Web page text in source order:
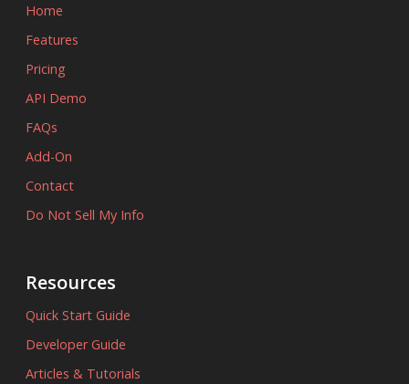
Home
Features
Pricing
API Demo
FAQs
Add-On
Contact
Do Not Sell My Info
Resources
Quick Start Guide
Developer Guide
Articles & Tutorials